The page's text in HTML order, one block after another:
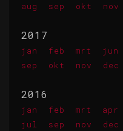
aug
sep okt nov
2017
jan feb mrt jun
sep
okt nov dec
2016
jan feb mrt apr
jul
sep nov dec